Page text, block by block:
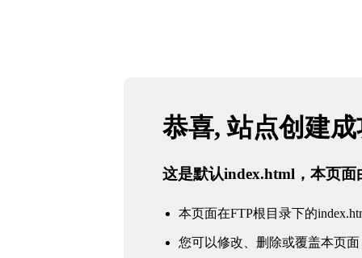
恭喜, 站点创建
这是默认index.html，本页面
本页面在FTP根目录下的
您可以修改、删除或覆盖本页面